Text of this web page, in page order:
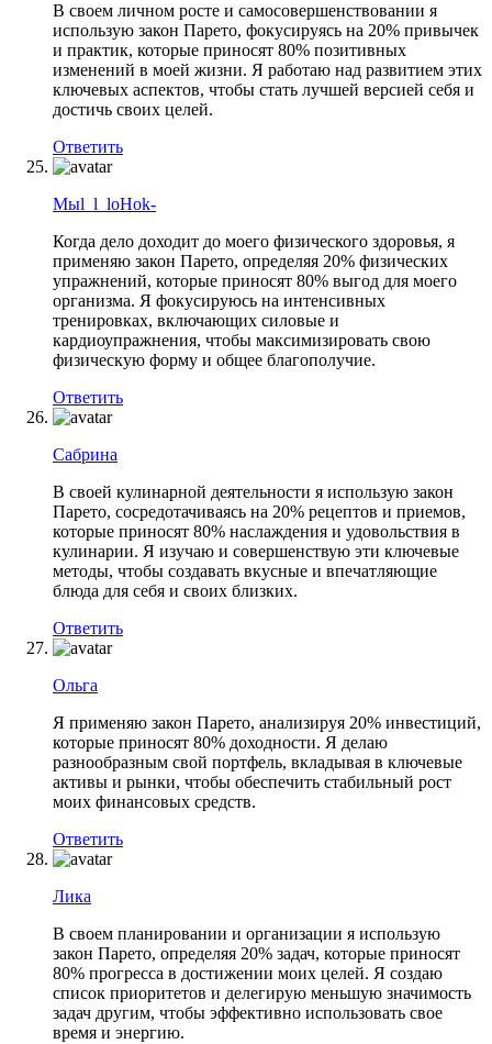
В своем личном росте и самосовершенствовании я
использую закон Парето, фокусируясь на 20% привычек
и практик, которые приносят 80% позитивных
изменений в моей жизни. Я работаю над развитием этих
ключевых аспектов, чтобы стать лучшей версией себя и
достичь своих целей.
Ответить
Mыl_l_loHok-
Когда дело доходит до моего физического здоровья, я
применяю закон Парето, определяя 20% физических
упражнений, которые приносят 80% выгод для моего
организма. Я фокусируюсь на интенсивных
тренировках, включающих силовые и
кардиоупражнения, чтобы максимизировать свою
физическую форму и общее благополучие.
Ответить
Сабрина
В своей кулинарной деятельности я использую закон
Парето, сосредотачиваясь на 20% рецептов и приемов,
которые приносят 80% наслаждения и удовольствия в
кулинарии. Я изучаю и совершенствую эти ключевые
методы, чтобы создавать вкусные и впечатляющие
блюда для себя и своих близких.
Ответить
Ольга
Я применяю закон Парето, анализируя 20% инвестиций,
которые приносят 80% доходности. Я делаю
разнообразным свой портфель, вкладывая в ключевые
активы и рынки, чтобы обеспечить стабильный рост
моих финансовых средств.
Ответить
Лика
В своем планировании и организации я использую
закон Парето, определяя 20% задач, которые приносят
80% прогресса в достижении моих целей. Я создаю
список приоритетов и делегирую меньшую значимость
задач другим, чтобы эффективно использовать свое
время и энергию.